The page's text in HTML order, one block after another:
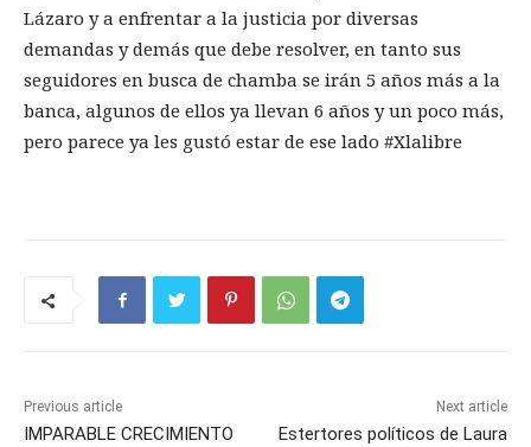
Lázaro y a enfrentar a la justicia por diversas
demandas y demás que debe resolver, en tanto sus
seguidores en busca de chamba se irán 5 años más a la
banca, algunos de ellos ya llevan 6 años y un poco más,
pero parece ya les gustó estar de ese lado #Xlalibre
Previous article
IMPARABLE CRECIMIENTO
Next article
Estertores políticos de Laura